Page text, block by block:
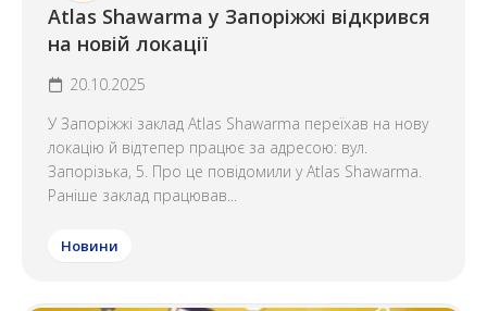
Atlas Shawarma у Запоріжжі відкрився
на новій локації
20.10.2025
У Запоріжжі заклад Atlas Shawarma переїхав на нову
локацію й відтепер працює за адресою: вул.
Запорізька, 5. Про це повідомили у Atlas Shawarma.
Раніше заклад працював...
Новини